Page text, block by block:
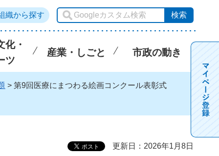
織から探す
化・
ツ
産業・しごと 市政の動き
> 第9回医療にまつわる絵画コンクール表彰式
更新日：2026年1月8日